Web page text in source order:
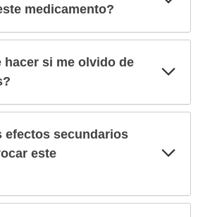
medicamento?
hacer si me olvido de
efectos secundarios
este